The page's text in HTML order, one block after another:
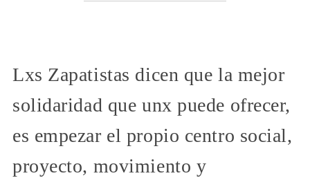
Lxs Zapatistas dicen que la mejor
solidaridad que unx puede ofrecer,
es empezar el propio centro social,
proyecto, movimiento y